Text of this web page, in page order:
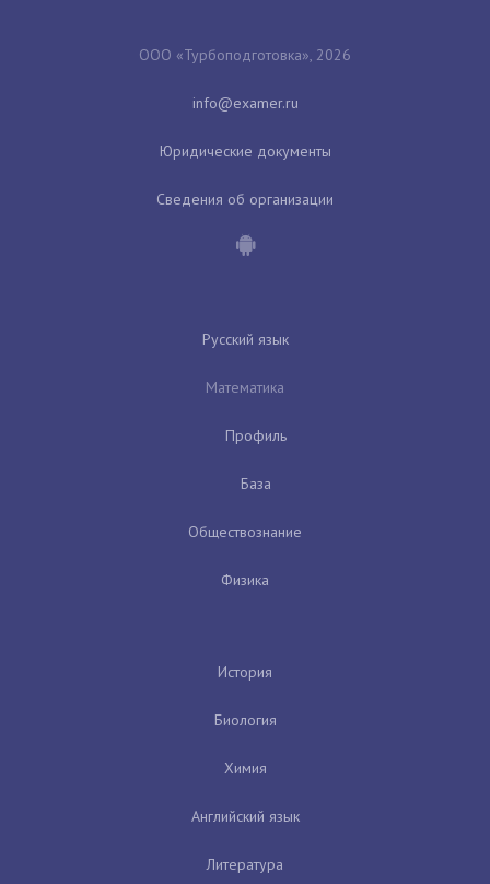
ООО «Турбоподготовка», 2026
Юридические документы
Сведения об организации
Русский язык
Математика
Профиль
База
Обществознание
Физика
История
Биология
Химия
Английский язык
Литература